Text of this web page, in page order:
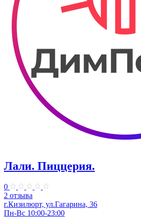
Лали. Пиццерия.
0
2 отзыва
г.Кизилюрт, ул.Гагарина, 36
Пн-Вс 10:00-23:00